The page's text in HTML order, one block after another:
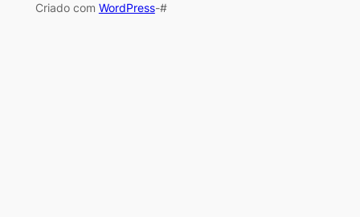
Criado com WordPress-#